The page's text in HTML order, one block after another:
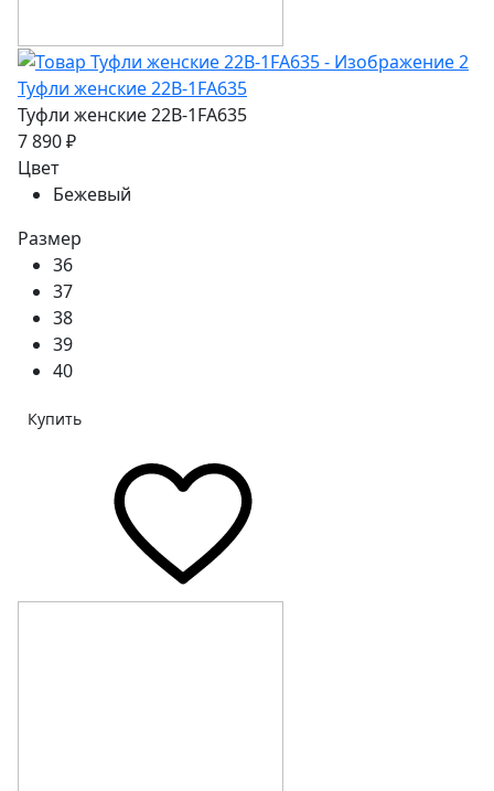
Туфли женские 22В-1FA635
Туфли женские 22В-1FA635
7 890 ₽
Цвет
Бежевый
Размер
36
37
38
39
40
Купить